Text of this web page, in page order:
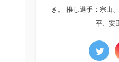
き。 推し選手：宗山
平、安